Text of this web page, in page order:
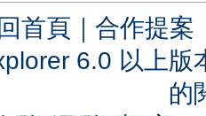
首頁 ｜ 合作提案
6.0 以上
的